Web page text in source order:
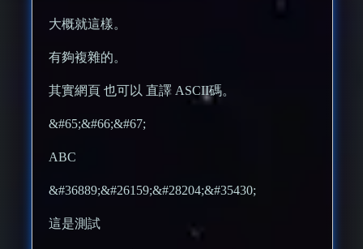
大概就這樣。
有夠複雜的。
其實網頁 也可以 直譯 ASCII碼。
&#65;&#66;&#67;
ABC
&#36889;&#26159;&#28204;&#35430;
這是測試